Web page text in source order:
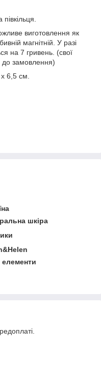
виготовлення як
магнітній. У разі
на 7 гривень. (свої
до замовлення)
6,5 см.
шкіра
елементи